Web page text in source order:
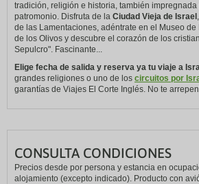
tradición, religión e historia, también
patromonio. Disfruta de la Ciudad Vieja de Israel
de las Lamentaciones, adéntrate en el Museo
de los Olivos y descubre el corazón de los
Sepulcro". Fascinante...
Elige fecha de salida y reserva ya tu viaje a
grandes religiones o uno de los circuitos por
garantías de Viajes El Corte Inglés. No te
CONSULTA CONDICIONES
Precios desde por persona y estancia en
alojamiento (excepto indicado). Producto con